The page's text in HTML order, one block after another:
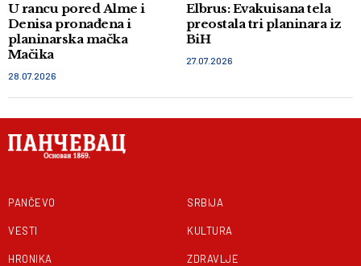
U rancu pored Alme i
Denisa pronađena i
planinarska mačka
Mačika
28.07.2026
Elbrus: Evakuisana tela
preostala tri planinara iz
BiH
27.07.2026
PANČEVO
VESTI
HRONIKA
SRBIJA
KULTURA
ZDRAVLJE